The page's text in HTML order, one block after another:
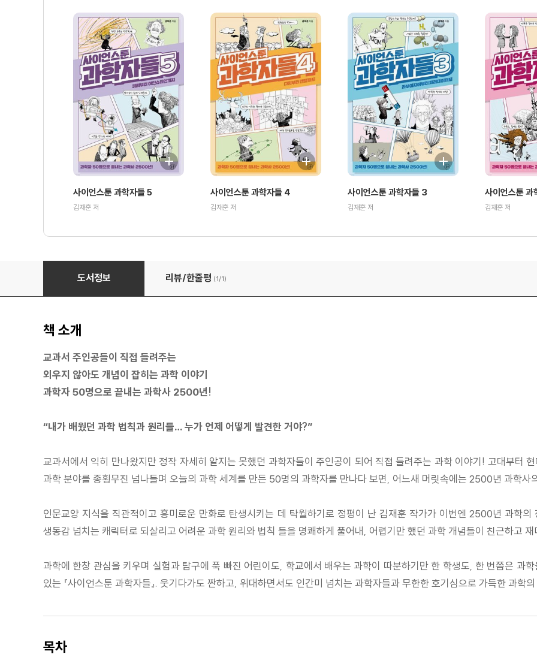
사이언스툰 과학자들 5
김재훈 저
사이언스툰 과학자들 4
김재훈 저
사이언스툰 과학자들 3
김재훈 저
사이언스툰 과
김재훈 저
사이언스툰 과학자들 1
도서정보 리뷰/한줄평 (1/1)
책 소개
교과서 주인공들이 직접 들려주는
외우지 않아도 개념이 잡히는 과학 이야기
과학자 50명으로 끝내는 과학사 2500년!
“내가 배웠던 과학 법칙과 원리들… 누가 언제 어떻게 발견한 거야?”
교과서에서 익히 만나왔지만 정작 자세히 알지는 못했던 과학자들이 주인공이 되어 직접 들려주는 과학 이야기! 고대부터
과학 분야를 종횡무진 넘나들며 오늘의 과학 세계를 만든 50명의 과학자를 만나다 보면, 어느새 머릿속에는 2500년 과학사
인문교양 지식을 직관적이고 흥미로운 만화로 탄생시키는 데 탁월하기로 정평이 난 김재훈 작가가 이번엔 2500년 과학
생동감 넘치는 캐릭터로 되살리고 어려운 과학 원리와 법칙 들을 명쾌하게 풀어내, 어렵기만 했던 과학 개념들이 친근하고
과학에 한창 관심을 키우며 실험과 탐구에 푹 빠진 어린이도, 학교에서 배우는 과학이 따분하기만 한 학생도, 한 번쯤은 과
있는 『사이언스툰 과학자들』. 웃기다가도 짠하고, 위대하면서도 인간미 넘치는 과학자들과 무한한 호기심으로 가득한 과학
목차